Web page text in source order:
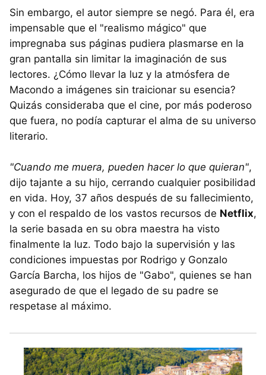
Sin embargo, el autor siempre se negó. Para él, era
impensable que el "realismo mágico" que
impregnaba sus páginas pudiera plasmarse en la
gran pantalla sin limitar la imaginación de sus
lectores. ¿Cómo llevar la luz y la atmósfera de
Macondo a imágenes sin traicionar su esencia?
Quizás consideraba que el cine, por más poderoso
que fuera, no podía capturar el alma de su universo
literario.
"Cuando me muera, pueden hacer lo que quieran",
dijo tajante a su hijo, cerrando cualquier posibilidad
en vida. Hoy, 37 años después de su fallecimiento,
y con el respaldo de los vastos recursos de Netflix,
la serie basada en su obra maestra ha visto
finalmente la luz. Todo bajo la supervisión y las
condiciones impuestas por Rodrigo y Gonzalo
García Barcha, los hijos de "Gabo", quienes se han
asegurado de que el legado de su padre se
respetase al máximo.